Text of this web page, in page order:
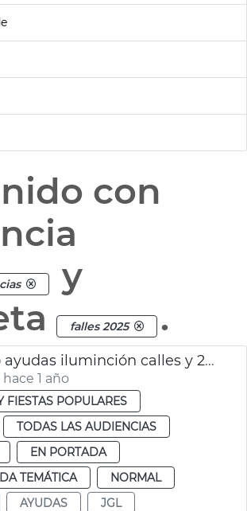
con
y
falles 2025 .
JGL convo ayudas iluminción calles y 25 aniversario fallas
1 año
FIESTAS POPULARES
TODAS LAS AUDIENCIAS
EN PORTADA
TEMÁTICA
NORMAL
AYUDAS
JGL